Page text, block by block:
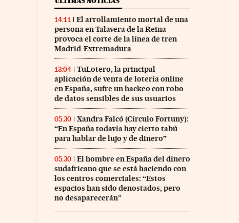
14:11
El arrollamiento mortal de una
persona en Talavera de la Reina
provoca el corte de la línea de tren
Madrid-Extremadura
13:04
TuLotero, la principal
aplicación de venta de lotería online
en España, sufre un hackeo con robo
de datos sensibles de sus usuarios
05:30
Xandra Falcó (Círculo Fortuny):
“En España todavía hay cierto tabú
para hablar de lujo y de dinero”
05:30
El hombre en España del dinero
sudafricano que se está haciendo con
los centros comerciales: “Estos
espacios han sido denostados, pero
no desaparecerán”